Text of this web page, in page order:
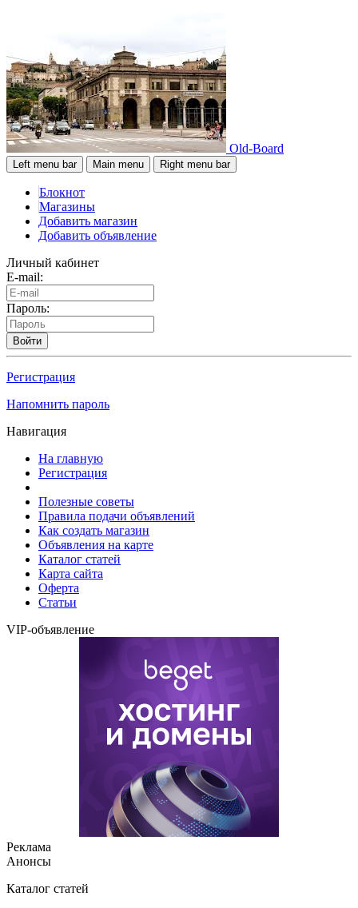
Old-Board
Left menu bar Main menu Right menu bar
Блокнот
Магазины
Добавить магазин
Добавить объявление
Личный кабинет
E-mail:
Пароль:
Войти
Регистрация
Напомнить пароль
Навигация
На главную
Регистрация
Полезные советы
Правила подачи объявлений
Как создать магазин
Объявления на карте
Каталог статей
Карта сайта
Оферта
Статьи
VIP-объявление
Реклама
Анонсы
Каталог статей